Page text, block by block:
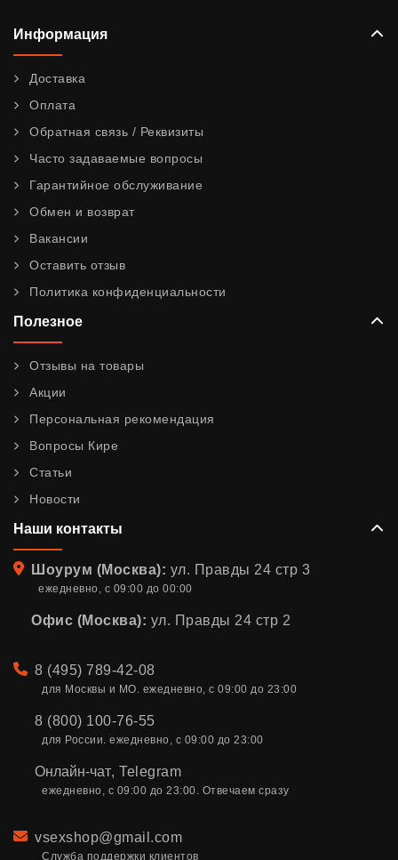
Информация
Доставка
Оплата
Обратная связь / Реквизиты
Часто задаваемые вопросы
Гарантийное обслуживание
Обмен и возврат
Вакансии
Оставить отзыв
Политика конфиденциальности
Полезное
Отзывы на товары
Акции
Персональная рекомендация
Вопросы Кире
Статьи
Новости
Наши контакты
Адрес
Шоурум (Москва): ул. Правды 24 стр 3
ежедневно, с 09:00 до 00:00
Офис (Москва): ул. Правды 24 стр 2
Телефон
8 (495) 789-42-08
для Москвы и МО. ежедневно, с 09:00 до 23:00
8 (800) 100-76-55
для России. ежедневно, с 09:00 до 23:00
Онлайн-чат, Telegram
ежедневно, с 09:00 до 23:00. Отвечаем сразу
Email
vsexshop@gmail.com
Служба поддержки клиентов